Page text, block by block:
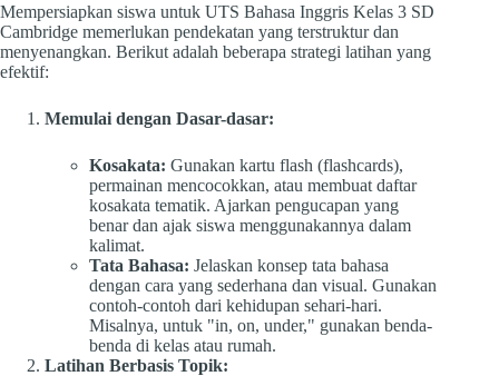
Mempersiapkan siswa untuk UTS Bahasa Inggris Kelas 3 SD
Cambridge memerlukan pendekatan yang terstruktur dan
menyenangkan. Berikut adalah beberapa strategi latihan yang
efektif:
Memulai dengan Dasar-dasar:
Kosakata: Gunakan kartu flash (flashcards),
permainan mencocokkan, atau membuat daftar
kosakata tematik. Ajarkan pengucapan yang
benar dan ajak siswa menggunakannya dalam
kalimat.
Tata Bahasa: Jelaskan konsep tata bahasa
dengan cara yang sederhana dan visual. Gunakan
contoh-contoh dari kehidupan sehari-hari.
Misalnya, untuk "in, on, under," gunakan benda-
benda di kelas atau rumah.
Latihan Berbasis Topik: